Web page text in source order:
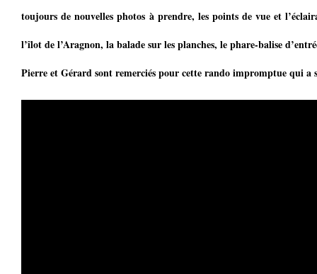
toujours de nouvelles photos à prendre, les points de vue et
l’îlot de l’Aragnon, la balade sur les planches, le phare-balise
Pierre et Gérard sont remerciés pour cette rando impromptue qui